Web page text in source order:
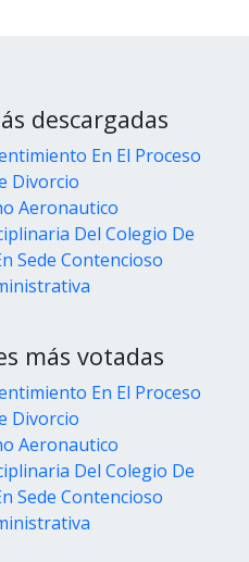
descargadas
En El Proceso
Divorcio
Aeronautico
Del Colegio De
Sede Contencioso
más votadas
En El Proceso
Divorcio
Aeronautico
Del Colegio De
Sede Contencioso